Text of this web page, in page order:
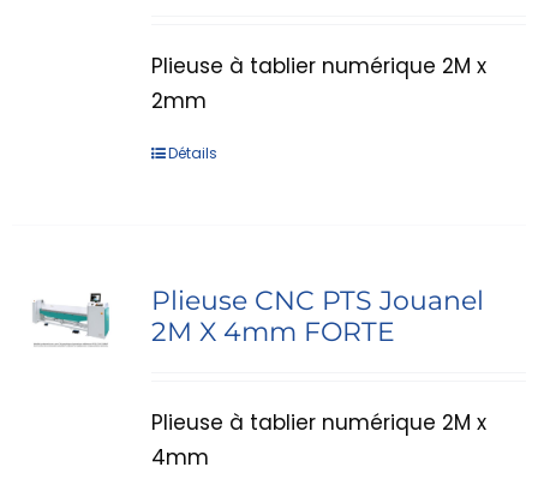
Plieuse à tablier numérique 2M x
2mm
Détails
Plieuse CNC PTS Jouanel
2M X 4mm FORTE
Plieuse à tablier numérique 2M x
4mm